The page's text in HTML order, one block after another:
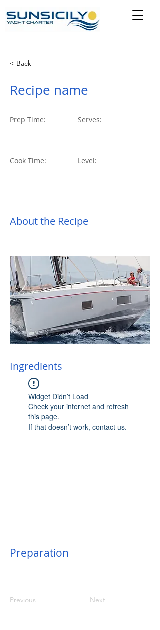
< Back
Recipe name
Prep Time:
Cook Time:
Serves:
Level:
About the Recipe
Ingredients
Widget Didn’t Load
Check your internet and refresh
this page.
If that doesn’t work, contact us.
Preparation
Previous Next